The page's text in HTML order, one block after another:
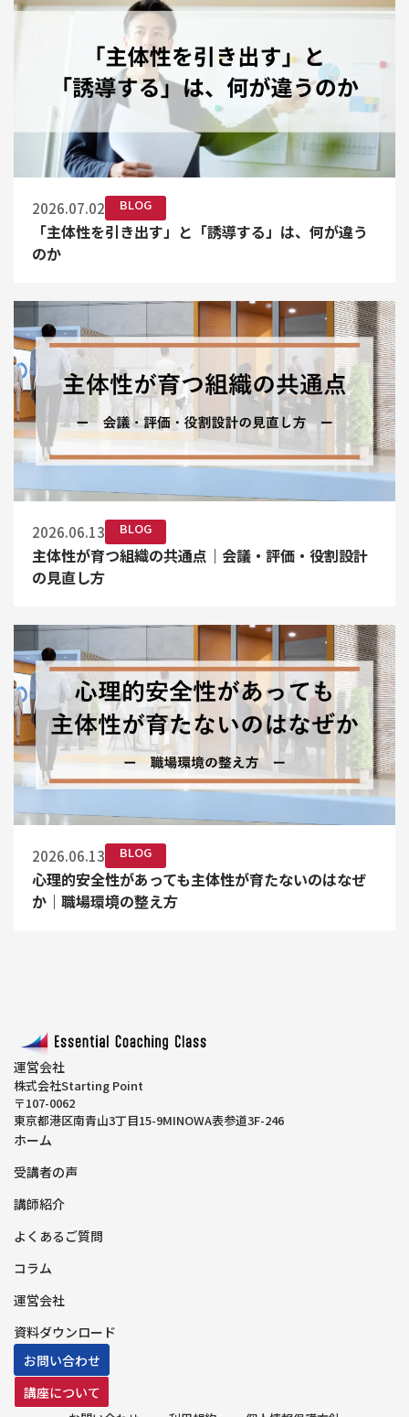
2026.07.02 BLOG
「主体性を引き出す」と「誘導する」は、何が違う
のか
2026.06.13 BLOG
主体性が育つ組織の共通点｜会議・評価・役割設計
の見直し方
2026.06.13 BLOG
心理的安全性があっても主体性が育たないのはなぜ
か｜職場環境の整え方
運営会社
株式会社Starting Point
〒107-0062
東京都港区南青山3丁目15-9MINOWA表参道3F-246
ホーム
受講者の声
講師紹介
よくあるご質問
コラム
運営会社
資料ダウンロード
お問い合わせ
講座について